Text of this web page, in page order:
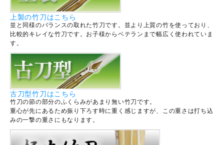
上製の竹刀はこちら
並と同様のバランスの取れた竹刀です。並より上質の竹を使っており、
比較的キレイな竹刀です。お子様からベテランまで幅広く使われていま
す。
古刀型竹刀はこちら
竹刀の節の部分のふくらみがあまり無い竹刀です。
重心が先にあるため振り下ろす時に重く感じますが、この重さは打ち込
みの一撃の重さにもなります。